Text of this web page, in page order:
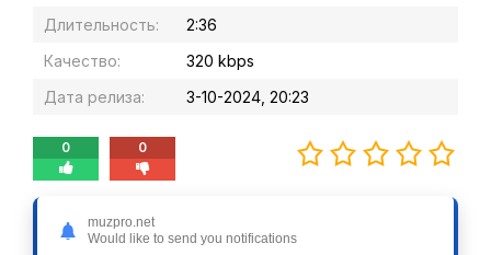
Длительность:
2:36
Качество:
320 kbps
Дата релиза:
3-10-2024, 20:23
0 0
Слушать
Jamik - Бей посуду
muzpro.net
Would like to send you notifications